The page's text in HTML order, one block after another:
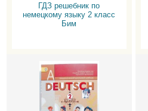
ГДЗ решебник по
немецкому языку 2 класс
Бим